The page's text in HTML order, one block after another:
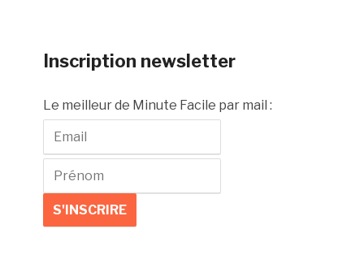
Inscription newsletter
Le meilleur de Minute Facile par mail :